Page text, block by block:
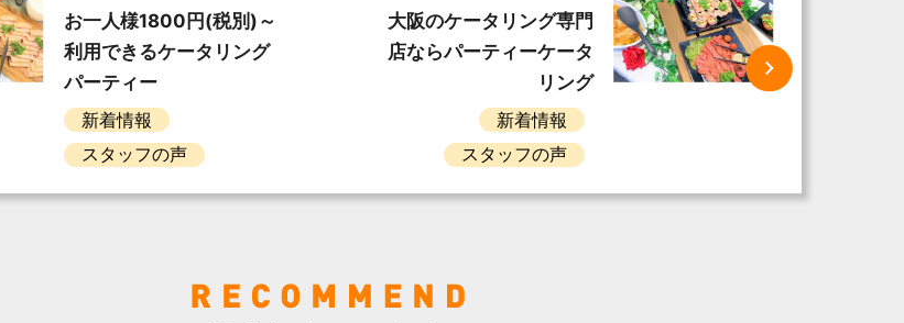
お一人様1800円(税別)～
利用できるケータリング
パーティー
新着情報
スタッフの声
大阪のケータリング専門
店ならパーティーケータ
リング
新着情報
スタッフの声